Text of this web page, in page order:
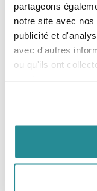
partageons
notre site avec
publicité et
avec d'autres
ou qu'ils ont
PAIEMENT